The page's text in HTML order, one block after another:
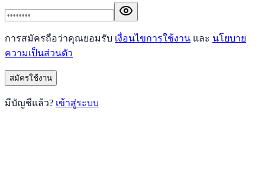
การสมัครถือว่าคุณยอมรับ เงื่อนไขการใช้งาน และ นโยบาย
ความเป็นส่วนตัว
สมัครใช้งาน
มีบัญชีแล้ว? เข้าสู่ระบบ